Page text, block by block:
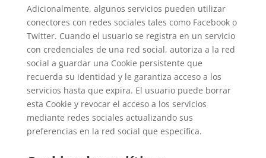
Adicionalmente, algunos servicios pueden utilizar
conectores con redes sociales tales como Facebook o
Twitter. Cuando el usuario se registra en un servicio
con credenciales de una red social, autoriza a la red
social a guardar una Cookie persistente que
recuerda su identidad y le garantiza acceso a los
servicios hasta que expira. El usuario puede borrar
esta Cookie y revocar el acceso a los servicios
mediante redes sociales actualizando sus
preferencias en la red social que específica.